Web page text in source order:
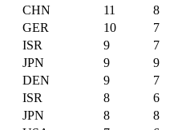
CHN 11
8
GER 10
7
ISR 9
7
JPN 9
9
DEN 9
7
ISR 8
6
JPN 8
8